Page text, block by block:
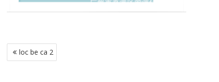
Điều
hướng
loc be ca 2